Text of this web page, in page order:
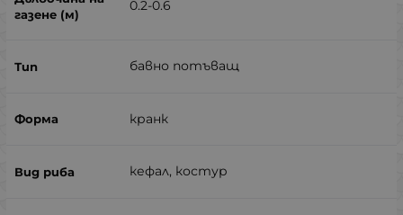
0.2-0.6
бавно потъващ
кранк
кефал, костур